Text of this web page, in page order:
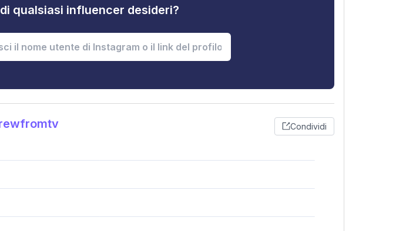
di qualsiasi influencer desideri?
Condividi